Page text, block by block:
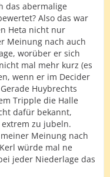
das abermalige
Also das war
Heta nicht nur
Meinung nach auch
worüber er sich
mal mehr kurz (es
wenn er im Decider
Huybrechts
Tripple die Halle
dafür bekannt,
zu jubeln.
Meinung nach
würde mal ne
jeder Niederlage das